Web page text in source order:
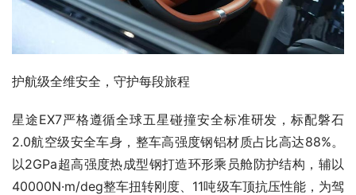
护航级全维安全，守护每段旅程
星途EX7严格遵循全球五星碰撞安全标准研发，标配磐石
2.0航空级安全车身，整车高强度钢铝材质占比高达88%。
以2GPa超高强度热成型钢打造环形乘员舱防护结构，辅以
40000N·m/deg整车扭转刚度、11吨级车顶抗压性能，为驾